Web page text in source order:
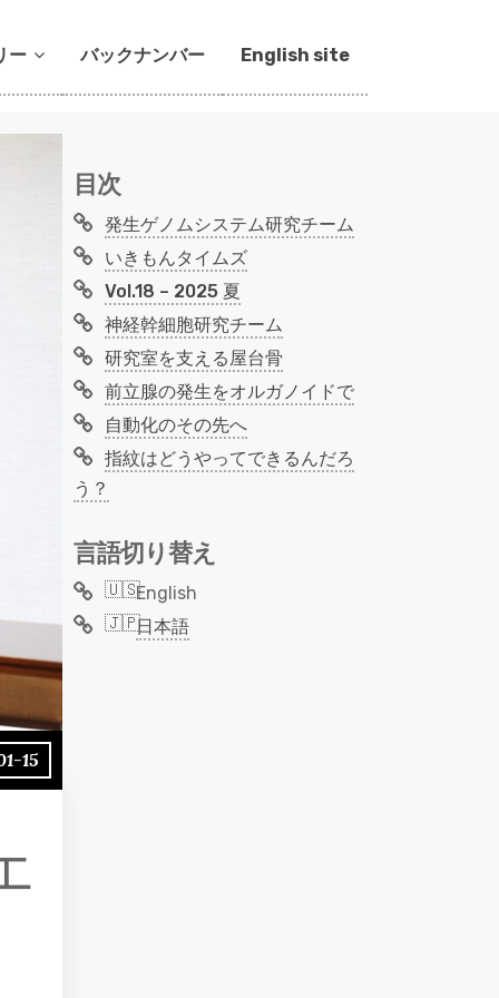
ー バックナンバー English site
15
目次
発生ゲノムシステム研究チーム
いきもんタイムズ
Vol.18 – 2025 夏
神経幹細胞研究チーム
研究室を支える屋台骨
前立腺の発生をオルガノイドで
自動化のその先へ
指紋はどうやってできるんだろ
う？
言語切り替え
English
日本語